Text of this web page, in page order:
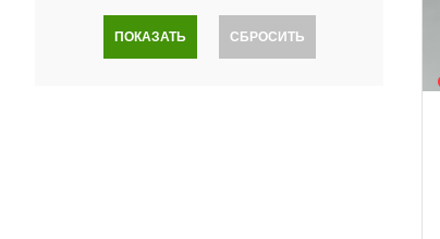
Скучаю
Последний звонок
Прости меня
ПОКАЗАТЬ СБРОСИТЬ